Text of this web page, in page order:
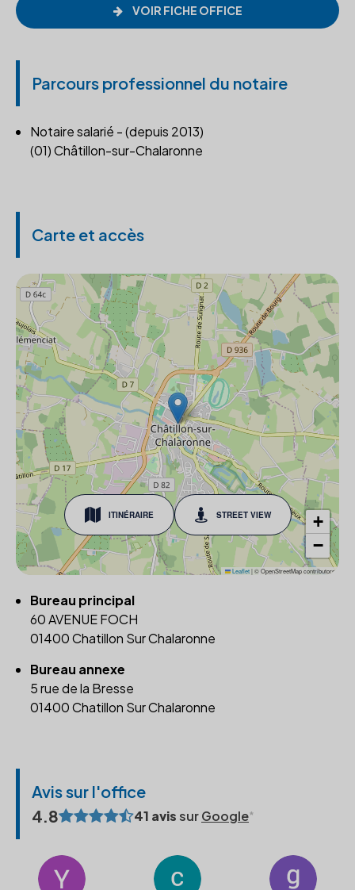
VOIR FICHE OFFICE
Parcours professionnel du notaire
Notaire salarié - (depuis 2013)
(01) Châtillon-sur-Chalaronne
Carte et accès
ITINÉRAIRE STREET VIEW
+
−
Leaflet|© OpenStreetMap contributors
Bureau principal
60 AVENUE FOCH
01400 Chatillon Sur Chalaronne
Bureau annexe
5 rue de la Bresse
01400 Chatillon Sur Chalaronne
Avis sur l'office
4.8
41 avissurGoogle